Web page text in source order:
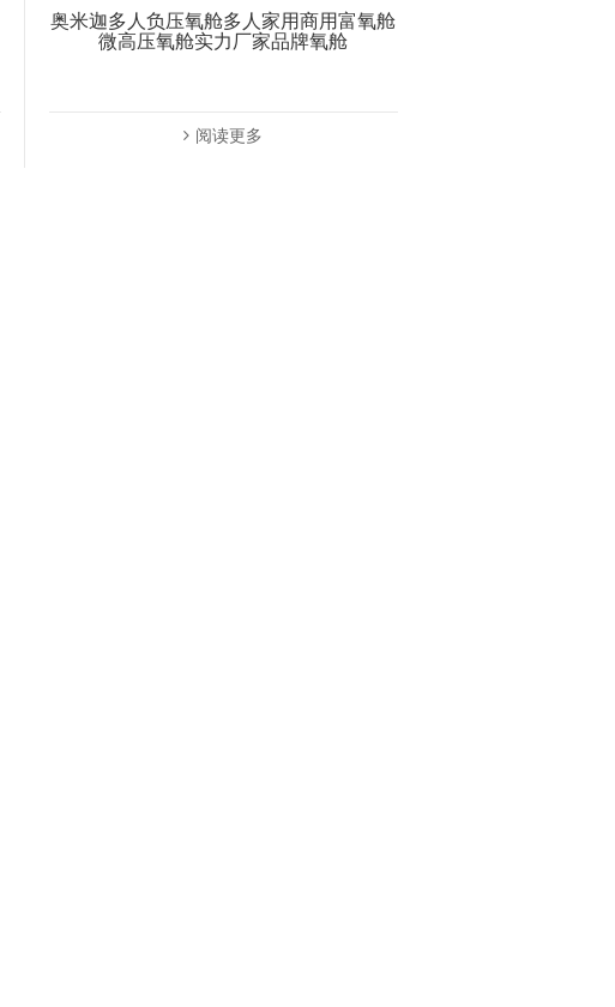
奥米迦多人负压氧舱多人家用商用富氧舱
微高压氧舱实力厂家品牌氧舱
阅读更多